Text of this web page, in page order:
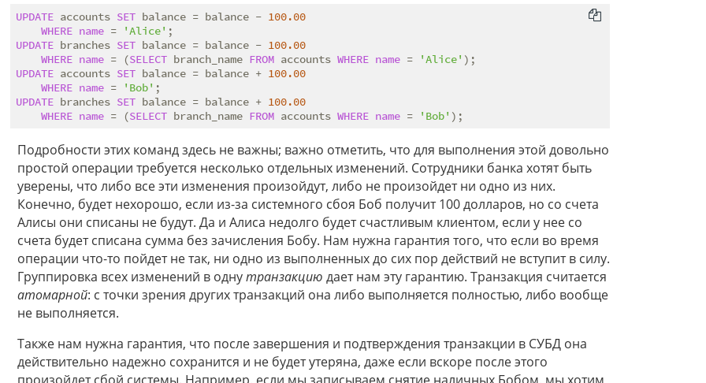
UPDATE accounts SET balance = balance - 100.00
WHERE name = 'Alice'
UPDATE branches SET balance = balance - 100.00
WHERE name = (SELECT branch_name FROM accounts WHERE name = 'Alice'
UPDATE accounts SET balance = balance + 100.00
WHERE name = 'Bob'
UPDATE branches SET balance = balance + 100.00
WHERE name = (SELECT branch_name FROM accounts WHERE name = 'Bob'
Подробности этих команд здесь не важны; важно отметить, что для выполнения этой довольно
простой операции требуется несколько отдельных изменений. Сотрудники банка хотят быть
уверены, что либо все эти изменения произойдут, либо не произойдет ни одно из них.
Конечно, будет нехорошо, если из-за системного сбоя Боб получит 100 долларов, но со счета
Алисы они списаны не будут. Да и Алиса недолго будет счастливым клиентом, если у нее со
счета будет списана сумма без зачисления Бобу. Нам нужна гарантия того, что если во время
операции что-то пойдет не так, ни одно из выполненных до сих пор действий не вступит в силу.
Группировка всех изменений в однутранзакцию дает нам эту гарантию. Транзакция считается
атомарной: с точки зрения других транзакций она либо выполняется полностью, либо вообще
не выполняется.
Также нам нужна гарантия, что после завершения и подтверждения транзакции в СУБД она
действительно надежно сохранится и не будет утеряна, даже если вскоре после этого